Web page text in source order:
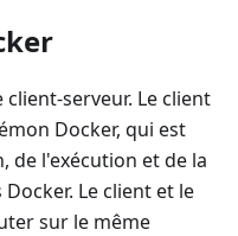
serveur. Le client
Docker, qui est
de l'exécution et de la
Le client et le
sur le même